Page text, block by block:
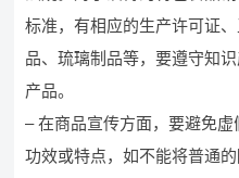
标准，有相应的生产许可证
品、琉璃制品等，要遵守知
产品。
– 在商品宣传方面，要避免
功效或特点，如不能将普通